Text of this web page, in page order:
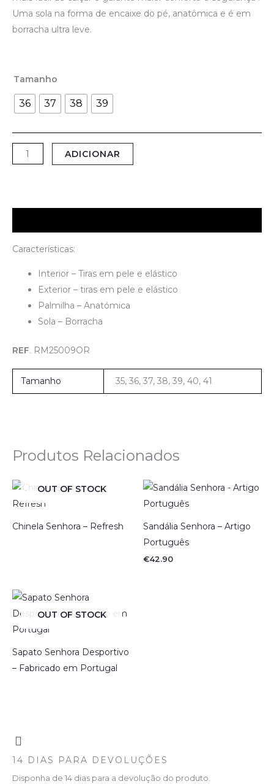
Uma sola na forma de encaixe do pé, anatômica e é em
borracha ultra leve.
Tamanho
36 37 38 39
ADICIONAR
Características:
Interior – Tiras em pele e elástico
Exterior – tiras em pele e elástico
Palmilha – Anatómica
Sola – Borracha
REF. RM25009OR
Tamanho 35, 36, 37, 38, 39, 40, 41
Produtos Relacionados
OUT OF STOCK
Chinela Senhora – Refresh
Sandália Senhora – Artigo
Português
€42.90
OUT OF STOCK
Sapato Senhora Desportivo
– Fabricado em Portugal
14 DIAS PARA DEVOLUÇÕES
Disponha de 14 dias para a devolução do produto.